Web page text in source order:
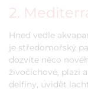
2.
Hned vedle
je středomořský
dozvíte něco
živočichové, plazi
delfíny, uvidět